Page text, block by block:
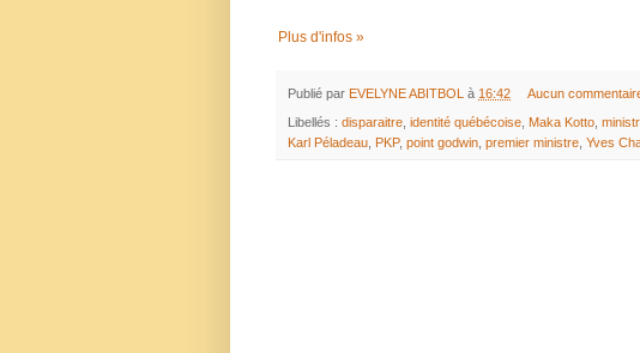
Plus d'infos »
Publié par EVELYNE ABITBOL à 16:42 Aucun
Libellés : disparaitre identité québécoise Maka Kotto
Karl Péladeau
PKP, point godwin premier ministre Yves